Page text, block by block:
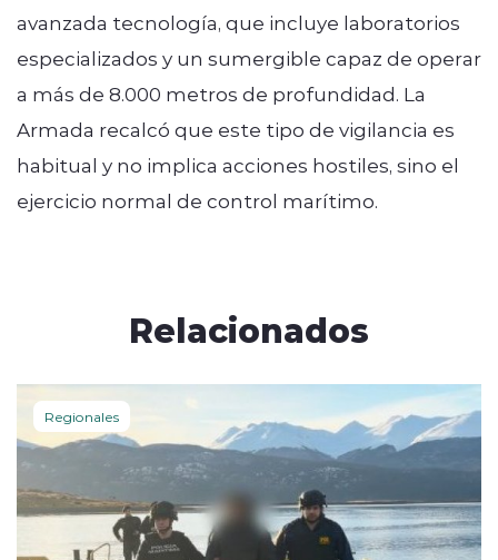
avanzada tecnología, que incluye laboratorios
especializados y un sumergible capaz de operar
a más de 8.000 metros de profundidad. La
Armada recalcó que este tipo de vigilancia es
habitual y no implica acciones hostiles, sino el
ejercicio normal de control marítimo.
Relacionados
Regionales